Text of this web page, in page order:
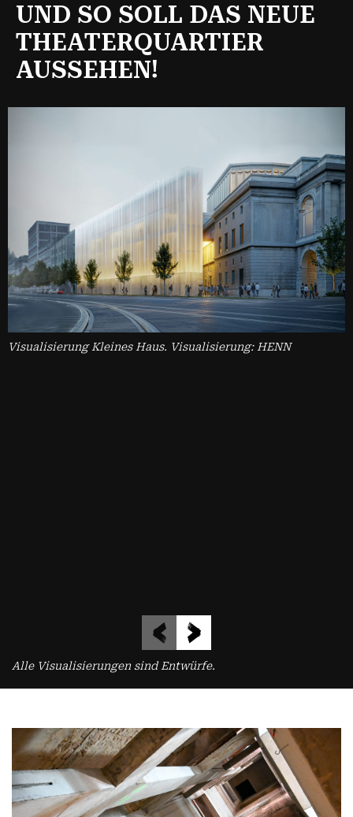
UND SO SOLL DAS NEUE
THEATERQUARTIER
AUSSEHEN!
Visualisierung Kleines Haus. Visualisierung: HENN
Alle Visualisierungen sind Entwürfe.